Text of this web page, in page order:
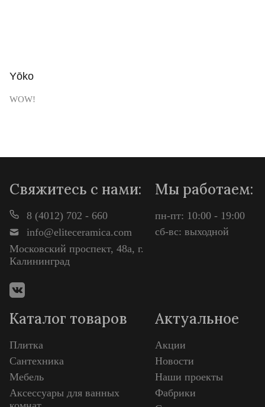
Yōko
WOW!
Свяжитесь с нами:
8 (4012) 702 - 660
info@eliteceramica.com
Московский проспект, 48а, г.
Калининград
Мы работаем:
пн-пт: 10:00 - 19:00
сб-вс: выходной
Каталог товаров
Плитка
Сантехника
Мебель
Аксессуары для ванных
Актуальное
Акции
Новости
Наши проекты
Фабрики